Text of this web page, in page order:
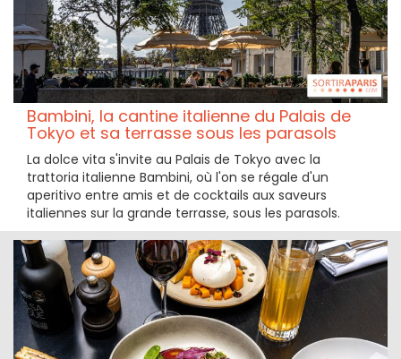
Bambini, la cantine italienne du Palais de
Tokyo et sa terrasse sous les parasols
La dolce vita s'invite au Palais de Tokyo avec la
trattoria italienne Bambini, où l'on se régale d'un
aperitivo entre amis et de cocktails aux saveurs
italiennes sur la grande terrasse, sous les parasols.